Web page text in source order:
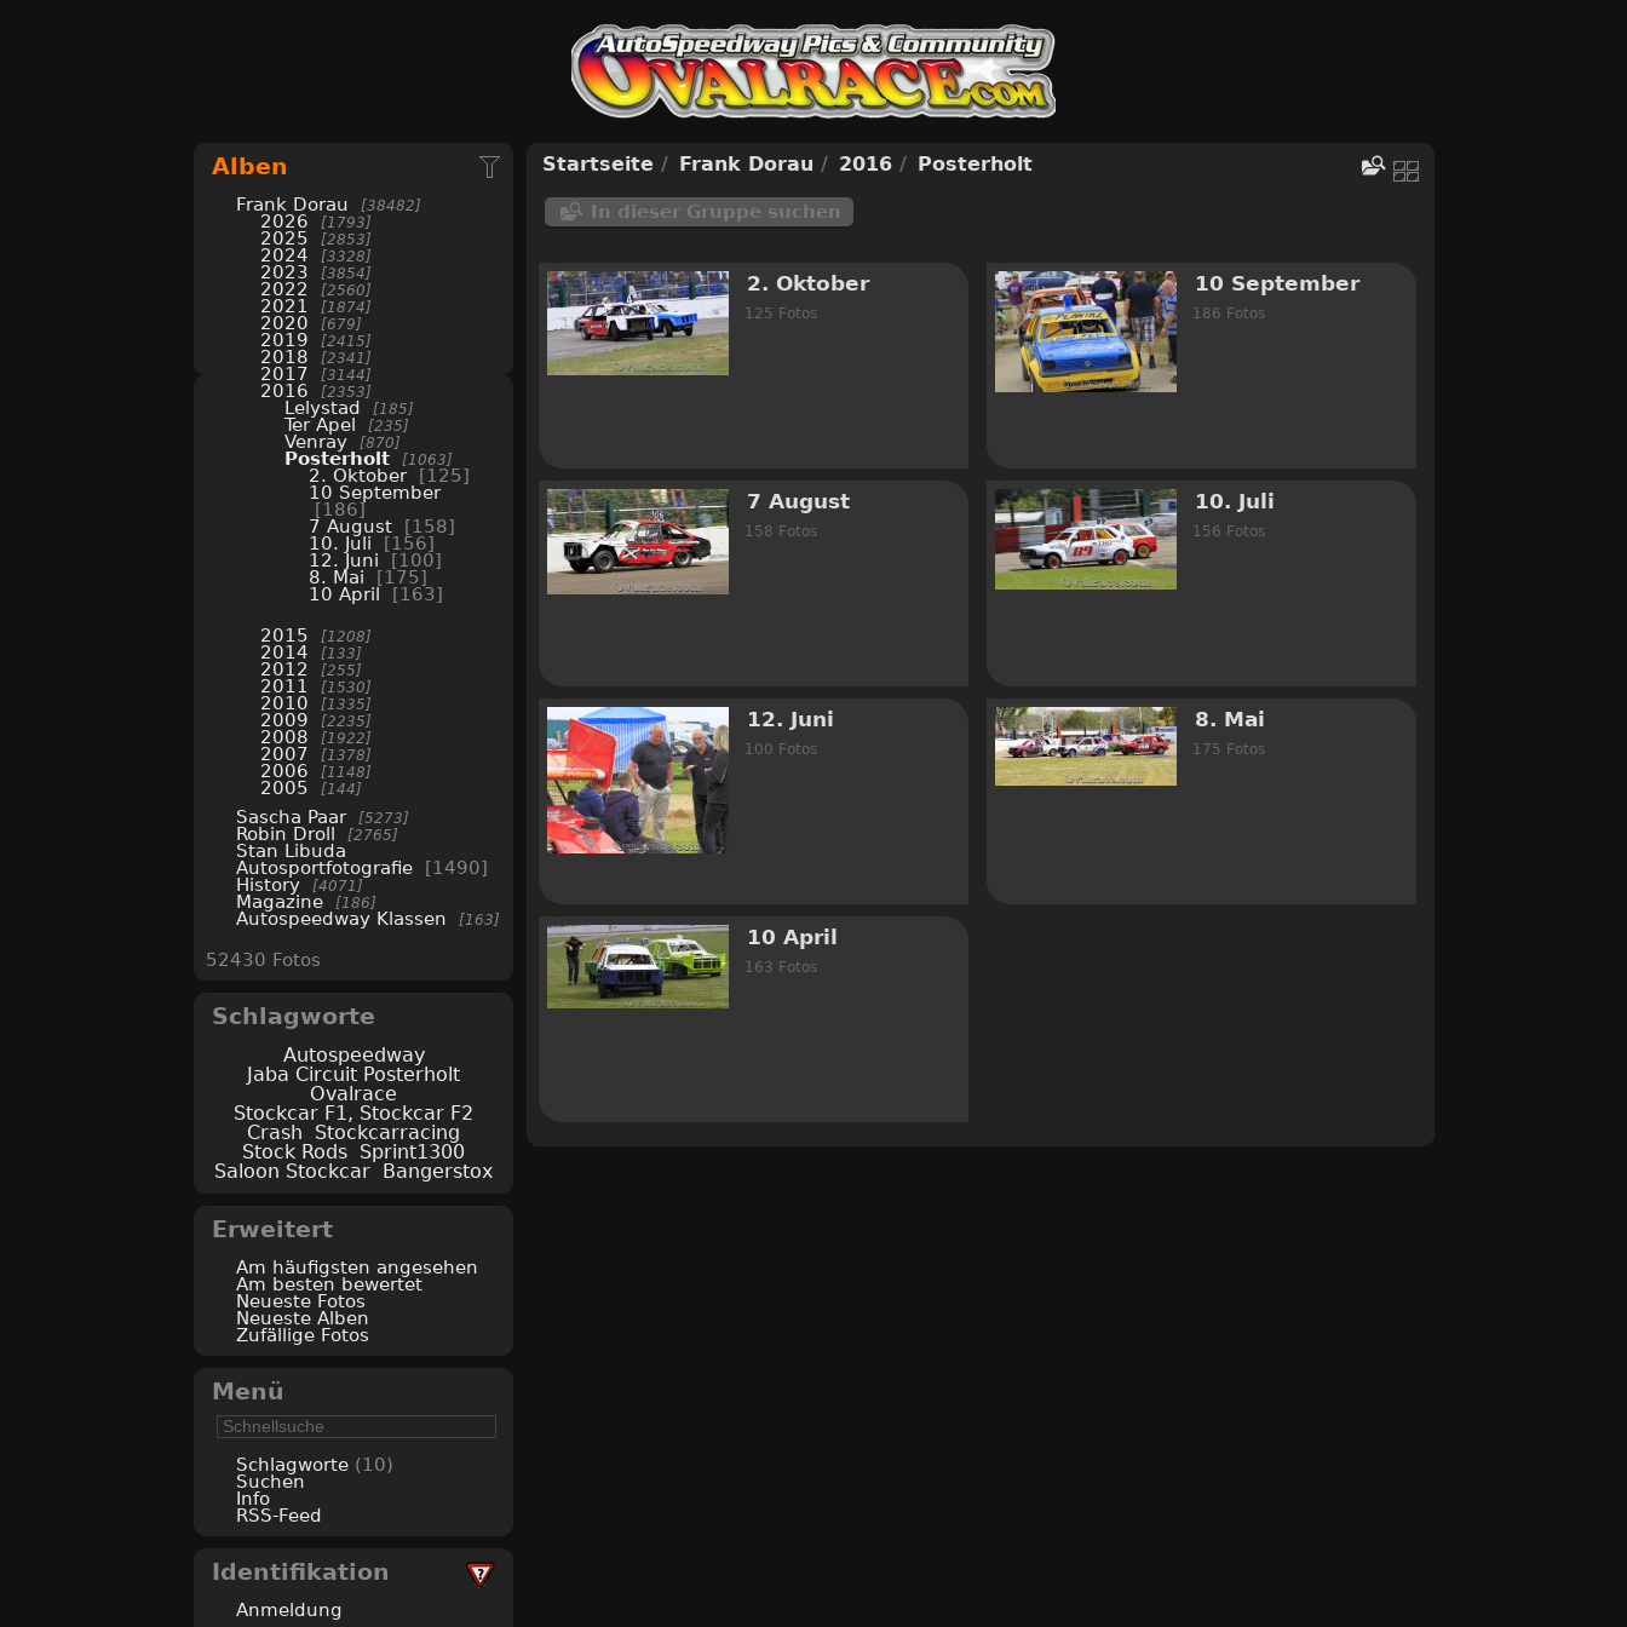
Alben
Frank Dorau 38482
2026 1793
2025 2853
2024 3328
2023 3854
2022 2560
2021 1874
2020 679
2019 2415
2018 2341
2017 3144
2016 2353
Lelystad 185
Ter Apel 235
Venray 870
Posterholt 1063
2. Oktober
125
10 September
186
7 August
158
10. Juli
156
12. Juni
100
8. Mai
175
10 April
163
2015
1208
2014 133
2012 255
2011 1530
2010 1335
2009 2235
2008 1922
2007 1378
2006 1148
2005 144
Sascha Paar 5273
Robin Droll 2765
Stan Libuda
Autosportfotografie
1490
History
4071
Magazine 186
Autospeedway Klassen 163
52430 Fotos
Schlagworte
Autospeedway
Jaba Circuit Posterholt
Ovalrace
Stockcar F1, Stockcar F2
Crash
Stockcarracing
Stock Rods Sprint1300
Saloon Stockcar Bangerstox
Erweitert
Am häufigsten angesehen
Am besten bewertet
Neueste Fotos
Neueste Alben
Zufällige Fotos
Menü
Schlagworte (10)
Suchen
Info
RSS-Feed
Identifikation
Anmeldung
Startseite / Frank Dorau / 2016 / Posterholt
In dieser Gruppe suchen
2. Oktober
125 Fotos
10 September
186 Fotos
7 August
158 Fotos
10. Juli
156 Fotos
12. Juni
100 Fotos
8. Mai
175 Fotos
10 April
163 Fotos